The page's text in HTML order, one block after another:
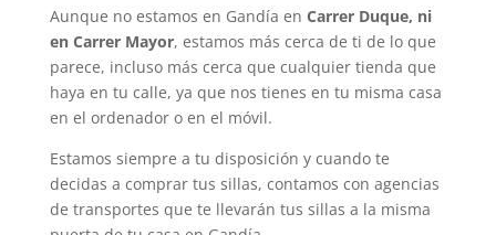
Aunque no estamos en Gandía en Carrer Duque, ni
en Carrer Mayor, estamos más cerca de ti de lo que
parece, incluso más cerca que cualquier tienda que
haya en tu calle, ya que nos tienes en tu misma casa
en el ordenador o en el móvil.
Estamos siempre a tu disposición y cuando te
decidas a comprar tus sillas, contamos con agencias
de transportes que te llevarán tus sillas a la misma